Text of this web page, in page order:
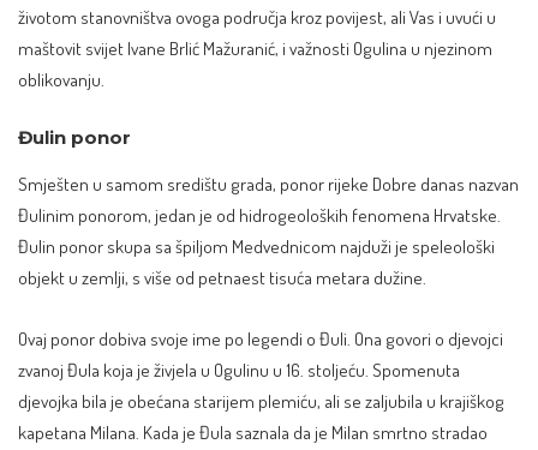
životom stanovništva ovoga područja kroz povijest, ali Vas i uvući u
maštovit svijet Ivane Brlić Mažuranić, i važnosti Ogulina u njezinom
oblikovanju.
Đulin ponor
Smješten u samom središtu grada, ponor rijeke Dobre danas nazvan
Đulinim ponorom, jedan je od hidrogeoloških fenomena Hrvatske.
Đulin ponor skupa sa špiljom Medvednicom najduži je speleološki
objekt u zemlji, s više od petnaest tisuća metara dužine.
Ovaj ponor dobiva svoje ime po legendi o Đuli. Ona govori o djevojci
zvanoj Đula koja je živjela u Ogulinu u 16. stoljeću. Spomenuta
djevojka bila je obećana starijem plemiću, ali se zaljubila u krajiškog
kapetana Milana. Kada je Đula saznala da je Milan smrtno stradao